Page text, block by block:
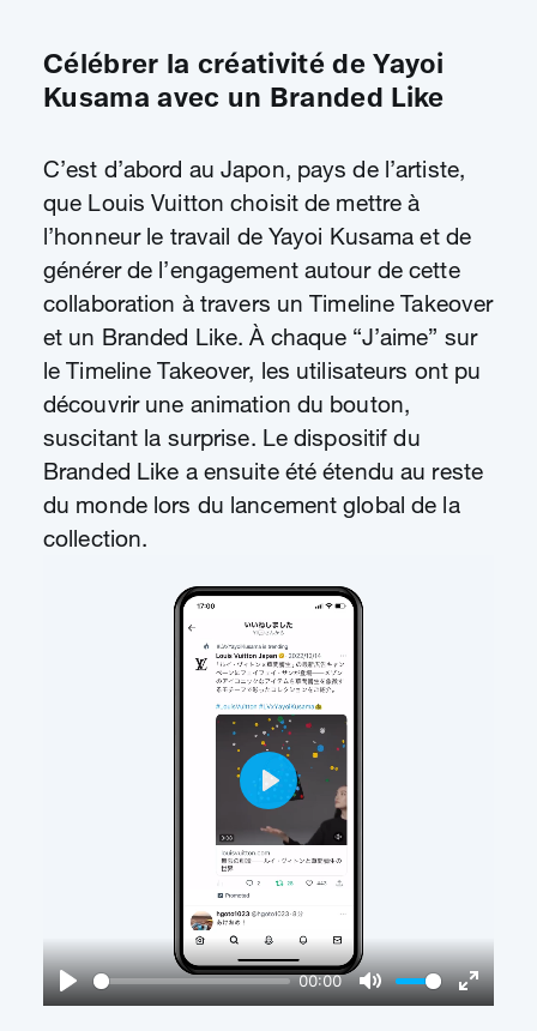
Play
00:00
Mute
Enter
Play
Célébrer la créativité de Yayoi
Kusama avec un Branded Like
C’est d’abord au Japon, pays de l’artiste,
que Louis Vuitton choisit de mettre à
l’honneur le travail de Yayoi Kusama et de
générer de l’engagement autour de cette
collaboration à travers un Timeline Takeover
et un Branded Like. À chaque “J’aime” sur
le Timeline Takeover, les utilisateurs ont pu
découvrir une animation du bouton,
suscitant la surprise. Le dispositif du
Branded Like a ensuite été étendu au reste
du monde lors du lancement global de la
collection.